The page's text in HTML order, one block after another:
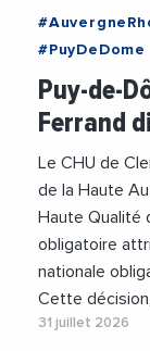
#PuyDeDome
#Hopital
Puy-de-
Ferrand
Le CHU de
de la Haute
Haute Qualité
obligatoire
nationale
Cette
31 juillet 2026